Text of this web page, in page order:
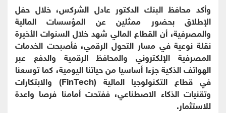
وأكد محافظ البنك الدكتور عادل الشركس، خلال حفل
الإطلاق بحضور ممثلين عن المؤسسات المالية
والمصرفية، أن القطاع المالي شهد خلال السنوات الأخيرة
نقلة نوعية في مسار التحول الرقمي، فأصبحت الخدمات
المصرفية الإلكتروني والمحافظ الرقمية والدفع عبر
الهواتف الذكية جزءا أساسيا من حياتنا اليومية، كما توسعنا
في قطاع التكنولوجيا المالية (FinTech) والابتكارات
وتقنيات الذكاء الاصطناعي، ففتحت أمامنا فرصا واعدة
للاستثمار.